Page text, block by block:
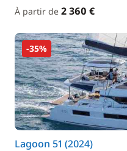
À partir de 2 360 €
-35%
Lagoon 51 (2024)